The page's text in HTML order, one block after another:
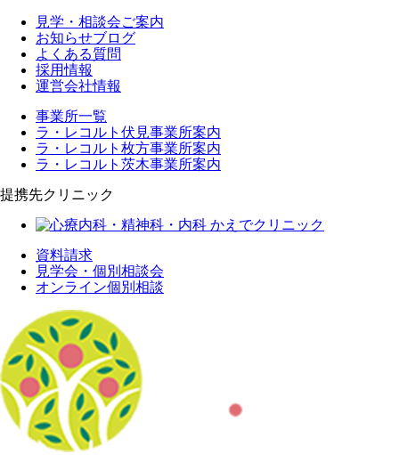
見学・相談会ご案内
お知らせブログ
よくある質問
採用情報
運営会社情報
事業所一覧
ラ・レコルト伏見事業所案内
ラ・レコルト枚方事業所案内
ラ・レコルト茨木事業所案内
提携先クリニック
資料請求
見学会・個別相談会
オンライン個別相談